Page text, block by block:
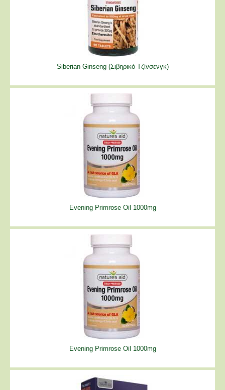
Siberian Ginseng (Σιβηρικό Τζίνσενγκ)
Evening Primrose Oil 1000mg
Evening Primrose Oil 1000mg